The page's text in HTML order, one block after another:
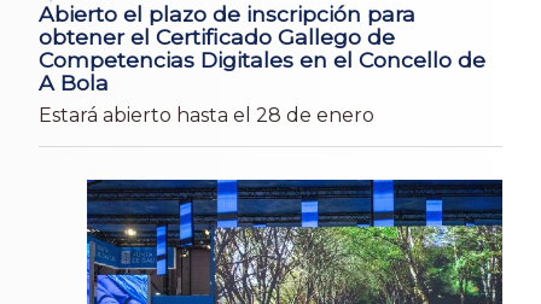
Abierto el plazo de inscripción para
obtener el Certificado Gallego de
Competencias Digitales en el Concello de
A Bola
Estará abierto hasta el 28 de enero